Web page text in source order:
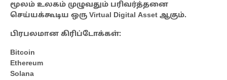
மூலம் உலகம் முழுவதும் பரிவர்த்தனை
செய்யக்கூடிய ஒரு Virtual Digital Asset ஆகும்.
பிரபலமான கிரிப்டோக்கள்:
Bitcoin
Ethereum
Solana